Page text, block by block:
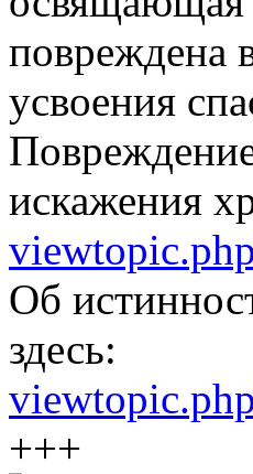
повреждена
усвоения
искажения
Об
здесь:
+++